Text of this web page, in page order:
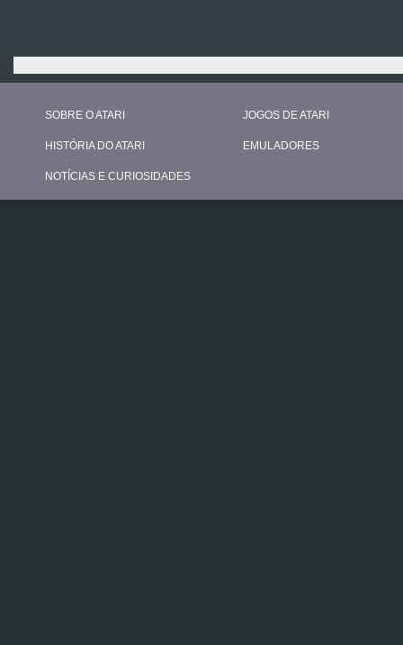
SOBRE O ATARI
HISTÓRIA DO ATARI
NOTÍCIAS E CURIOSIDADES
JOGOS DE ATARI
EMULADORES